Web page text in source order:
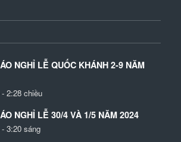
NGHỈ LỄ QUỐC KHÁNH 2-9 NĂM
2:28 chiều
NGHỈ LỄ 30/4 VÀ 1/5 NĂM 2024
3:20 sáng